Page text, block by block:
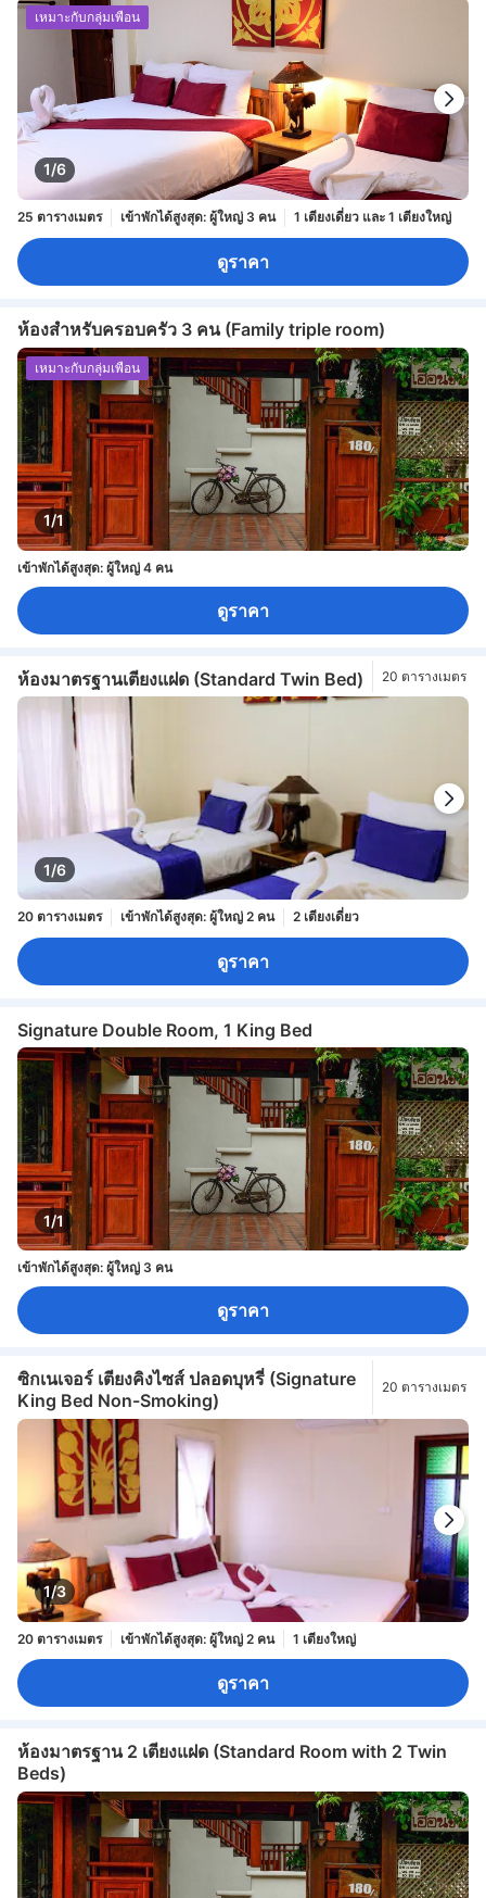
1/6
เหมาะกับกลุ่มเพื่อน
25 ตารางเมตร เข้าพักได้สูงสุด: ผู้ใหญ่ 3 คน 1 เตียงเดี่ยว และ 1 เตียงใหญ่
ดูราคา
ห้องสำหรับครอบครัว 3 คน (Family triple room)
1/1
เหมาะกับกลุ่มเพื่อน
เข้าพักได้สูงสุด: ผู้ใหญ่ 4 คน
ดูราคา
ห้องมาตรฐานเตียงแฝด (Standard Twin Bed) 20 ตารางเมตร
1/6
20 ตารางเมตร เข้าพักได้สูงสุด: ผู้ใหญ่ 2 คน 2 เตียงเดี่ยว
ดูราคา
Signature Double Room, 1 King Bed
1/1
เข้าพักได้สูงสุด: ผู้ใหญ่ 3 คน
ดูราคา
ซิกเนเจอร์ เตียงคิงไซส์ ปลอดบุหรี่ (Signature
King Bed Non-Smoking)
20 ตารางเมตร
1/3
20 ตารางเมตร เข้าพักได้สูงสุด: ผู้ใหญ่ 2 คน 1 เตียงใหญ่
ดูราคา
ห้องมาตรฐาน 2 เตียงแฝด (Standard Room with 2 Twin
Beds)